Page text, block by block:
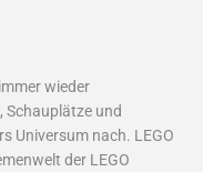
wieder
Schauplätze und
Universum nach. LEGO
der LEGO